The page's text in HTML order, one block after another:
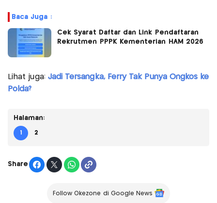
Baca Juga :
Cek Syarat Daftar dan Link Pendaftaran
Rekrutmen PPPK Kementerian HAM 2026
Lihat juga: Jadi Tersangka, Ferry Tak Punya Ongkos ke
Polda?
Halaman:
1 2
Share
Follow Okezone di Google News